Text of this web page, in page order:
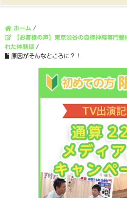
ホーム /
【お客様の声】東京渋谷の自律神経専門
れた体験談 /
原因がそんなところに？！